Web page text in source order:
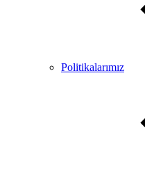
Politikalarımız